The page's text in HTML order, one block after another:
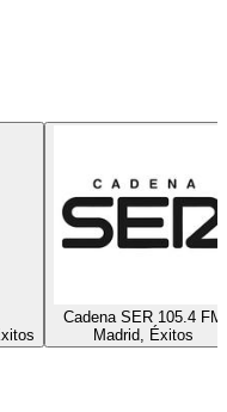
Cadena SER 105.4 FM
Madrid, Éxitos